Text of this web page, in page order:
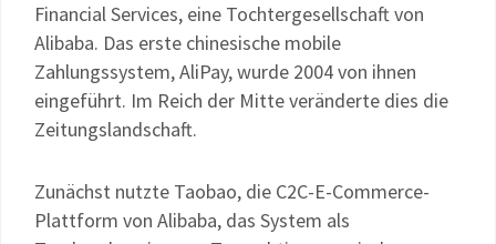
Financial Services, eine Tochtergesellschaft von
Alibaba. Das erste chinesische mobile
Zahlungssystem, AliPay, wurde 2004 von ihnen
eingeführt. Im Reich der Mitte veränderte dies die
Zeitungslandschaft.
Zunächst nutzte Taobao, die C2C-E-Commerce-
Plattform von Alibaba, das System als